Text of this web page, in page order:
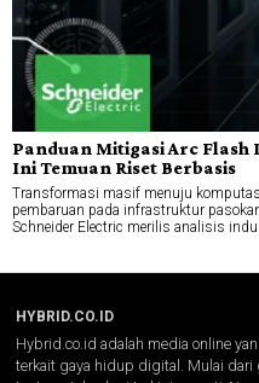
Panduan Mitigasi Arc
Ini Temuan Riset Berbasis
Transformasi masif menuju
pembaruan pada infrastruktur
Schneider Electric merilis analisis
HYBRID.CO.ID
Hybrid.co.id adalah media online
terkait gaya hidup digital. Mulai